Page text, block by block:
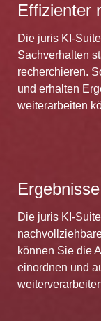
Effizienter
Die juris KI-
Sachverhalten
recherchieren.
und erhalten
weiterarbeiten
Die juris KI-
können Sie die
einordnen und